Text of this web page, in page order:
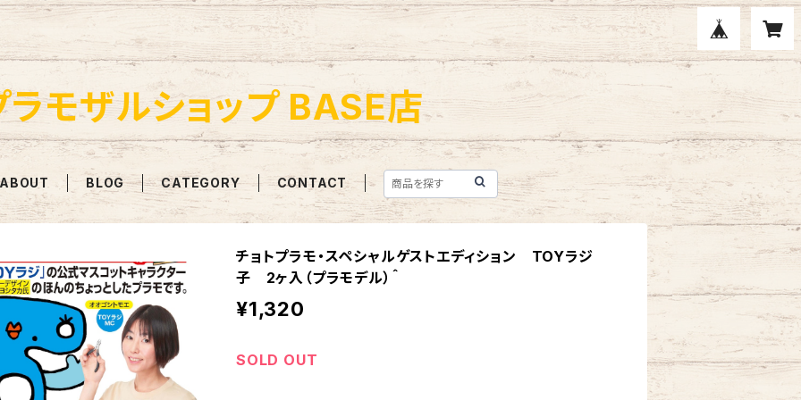
ラモザルショップ BASE店
BLOG CATEGORY CONTACT
チョトプラモ・スペシャルゲストエディション TOYラジ
子 2ヶ入（プラモデル）＾
¥1,320
SOLD OUT